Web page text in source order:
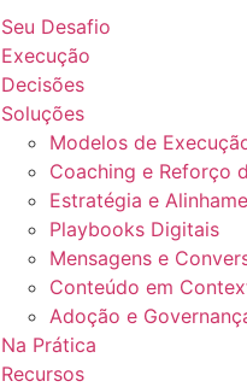
Seu Desafio
Execução
Decisões
Soluções
Modelos de
Coaching e Reforço
Estratégia e
Playbooks Digitais
Mensagens e
Conteúdo em
Adoção e
Na Prática
Recursos